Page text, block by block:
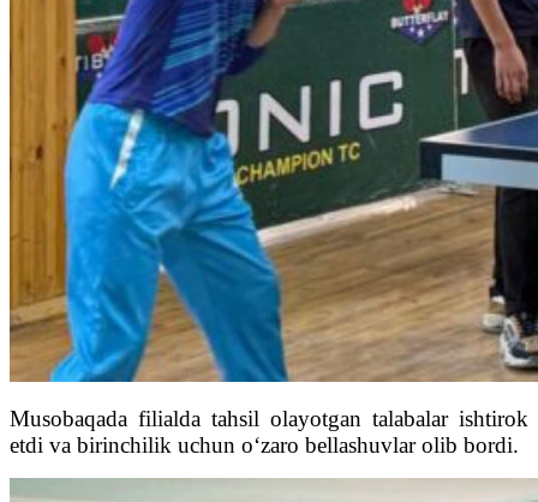
Musobaqada filialda tahsil olayotgan talabalar ishtirok
etdi va birinchilik uchun o‘zaro bellashuvlar olib bordi.